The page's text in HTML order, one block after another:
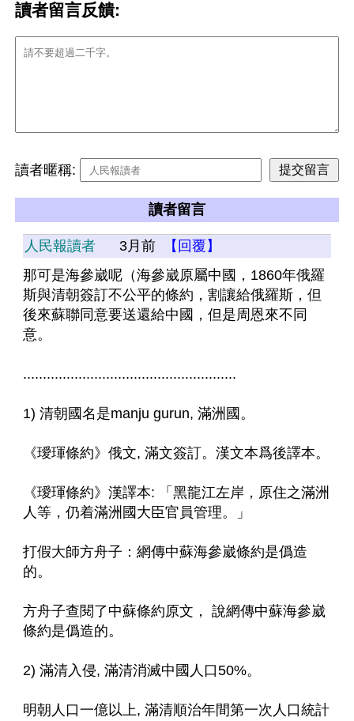
讀者留言反饋:
讀者暱稱:
讀者留言
人民報讀者 3月前
【回覆】
那可是海參崴呢（海參崴原屬中國，1860年俄羅
斯與清朝簽訂不公平的條約，割讓給俄羅斯，但
後來蘇聯同意要送還給中國，但是周恩來不同
意。
......................................................
1) 清朝國名是manju gurun, 滿洲國。
《璦琿條約》俄文, 滿文簽訂。漢文本爲後譯本。
《璦琿條約》漢譯本: 「黑龍江左岸，原住之滿洲
人等，仍着滿洲國大臣官員管理。」
打假大師方舟子：網傳中蘇海參崴條約是僞造
的。
方舟子查閱了中蘇條約原文， 說網傳中蘇海參崴
條約是僞造的。
2) 滿清入侵, 滿清消滅中國人口50%。
明朝人口一億以上, 滿清順治年間第一次人口統計